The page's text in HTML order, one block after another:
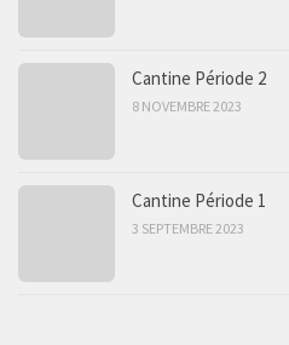
Cantine Période 2
8 NOVEMBRE 2023
Cantine Période 1
3 SEPTEMBRE 2023